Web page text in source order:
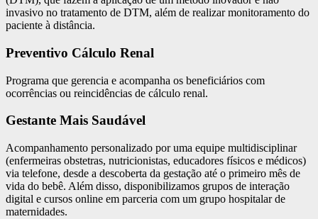
invasivo no tratamento de DTM, além de realizar monitoramento do
paciente à distância.
Preventivo Cálculo Renal
Programa que gerencia e acompanha os beneficiários com
ocorrências ou reincidências de cálculo renal.
Gestante Mais Saudável
Acompanhamento personalizado por uma equipe multidisciplinar
(enfermeiras obstetras, nutricionistas, educadores físicos e médicos)
via telefone, desde a descoberta da gestação até o primeiro mês de
vida do bebê. Além disso, disponibilizamos grupos de interação
digital e cursos online em parceria com um grupo hospitalar de
maternidades.